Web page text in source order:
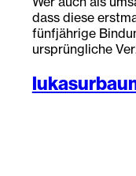
dass diese
fünfjährige
ursprüngliche